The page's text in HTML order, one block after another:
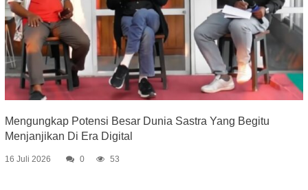
Mengungkap Potensi Besar Dunia Sastra Yang Begitu
Menjanjikan Di Era Digital
16 Juli 2026 0 53